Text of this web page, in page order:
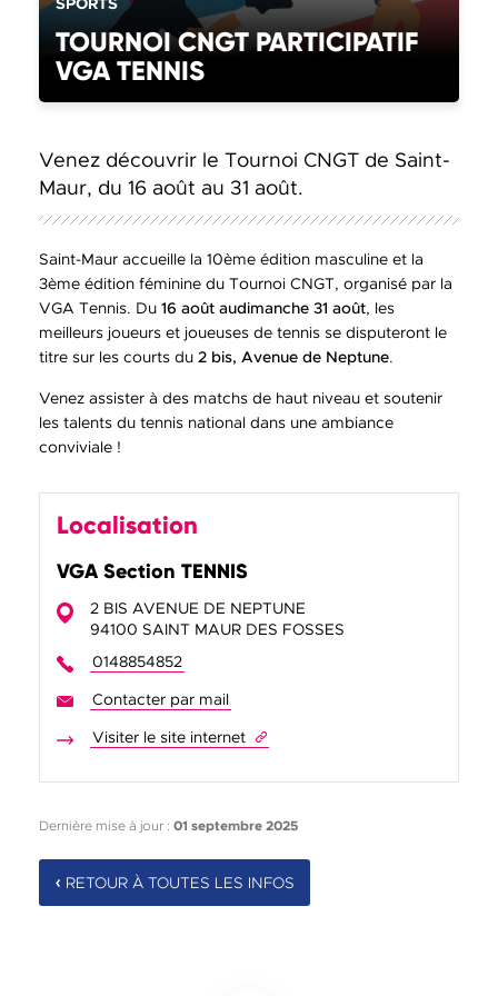
TOURNOI CNGT PARTICIPATIF
VGA TENNIS
Venez découvrir le Tournoi CNGT de Saint-
Maur, du 16 août au 31 août.
Saint-Maur accueille la 10ème édition masculine et la
3ème édition féminine du Tournoi CNGT, organisé par la
VGA Tennis. Du 16 août audimanche 31 août, les
meilleurs joueurs et joueuses de tennis se disputeront le
titre sur les courts du 2 bis, Avenue de Neptune.
Venez assister à des matchs de haut niveau et soutenir
les talents du tennis national dans une ambiance
conviviale !
Localisation
VGA Section TENNIS
2 BIS AVENUE DE NEPTUNE
94100 SAINT MAUR DES FOSSES
0148854852
Contacter par mail
Visiter le site internet
Dernière mise à jour : 01 septembre 2025
RETOUR À TOUTES LES INFOS